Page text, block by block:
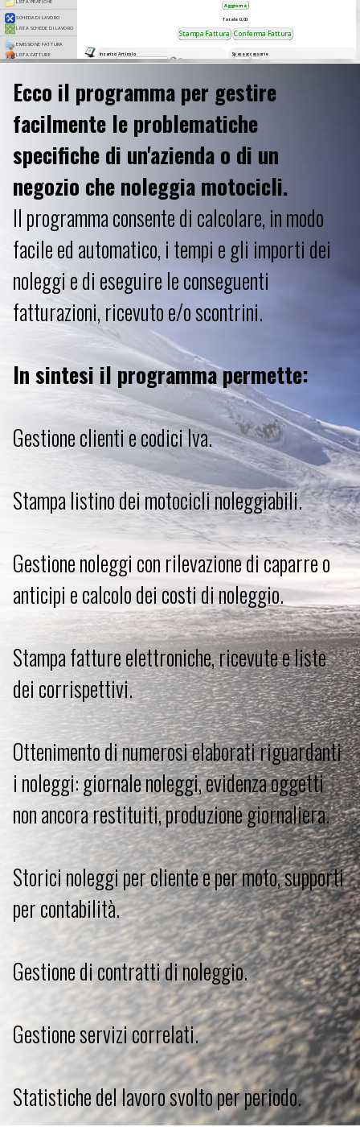
Ecco il programma per gestire
facilmente le problematiche
specifiche di un'azienda o di un
negozio che noleggia motocicli.
Il programma consente di calcolare, in modo
facile ed automatico, i tempi e gli importi dei
noleggi e di eseguire le conseguenti
fatturazioni, ricevuto e/o scontrini.
In sintesi il programma permette:
Gestione clienti e codici Iva.
Stampa listino dei motocicli noleggiabili.
Gestione noleggi con rilevazione di caparre o
anticipi e calcolo dei costi di noleggio.
Stampa fatture elettroniche, ricevute e liste
dei corrispettivi.
Ottenimento di numerosi elaborati riguardanti
i noleggi: giornale noleggi, evidenza oggetti
non ancora restituiti, produzione giornaliera.
Storici noleggi per cliente e per moto, supporti
per contabilità.
Gestione di contratti di noleggio.
Gestione servizi correlati.
Statistiche del lavoro svolto per periodo.